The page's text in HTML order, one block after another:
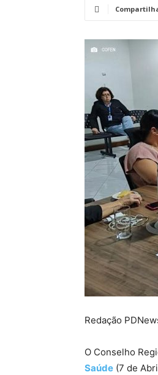
Redação
O Conselho
Saúde (7 de